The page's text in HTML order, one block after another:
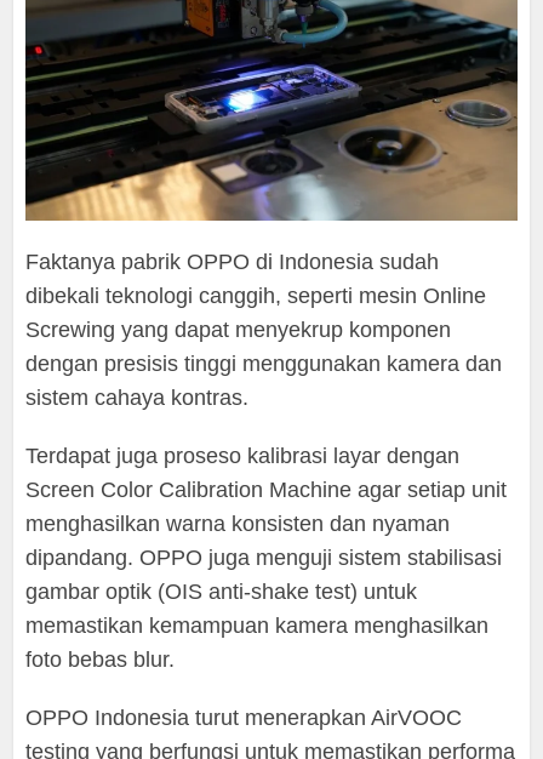
Faktanya pabrik OPPO di Indonesia sudah
dibekali teknologi canggih, seperti mesin Online
Screwing yang dapat menyekrup komponen
dengan presisis tinggi menggunakan kamera dan
sistem cahaya kontras.
Terdapat juga proseso kalibrasi layar dengan
Screen Color Calibration Machine agar setiap unit
menghasilkan warna konsisten dan nyaman
dipandang. OPPO juga menguji sistem stabilisasi
gambar optik (OIS anti-shake test) untuk
memastikan kemampuan kamera menghasilkan
foto bebas blur.
OPPO Indonesia turut menerapkan AirVOOC
testing yang berfungsi untuk memastikan performa